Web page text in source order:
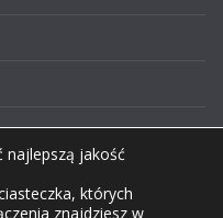
najlepszą jakość
których
znajdziesz w